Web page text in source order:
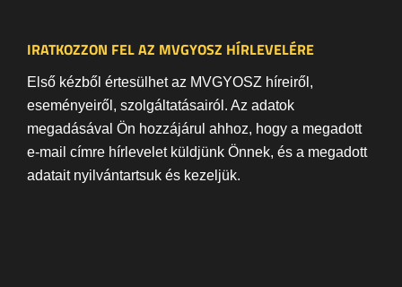
IRATKOZZON FEL AZ MVGYOSZ HÍRLEVELÉRE
Első kézből értesülhet az MVGYOSZ híreiről,
eseményeiről, szolgáltatásairól. Az adatok
megadásával Ön hozzájárul ahhoz, hogy a megadott
e-mail címre hírlevelet küldjünk Önnek, és a megadott
adatait nyilvántartsuk és kezeljük.